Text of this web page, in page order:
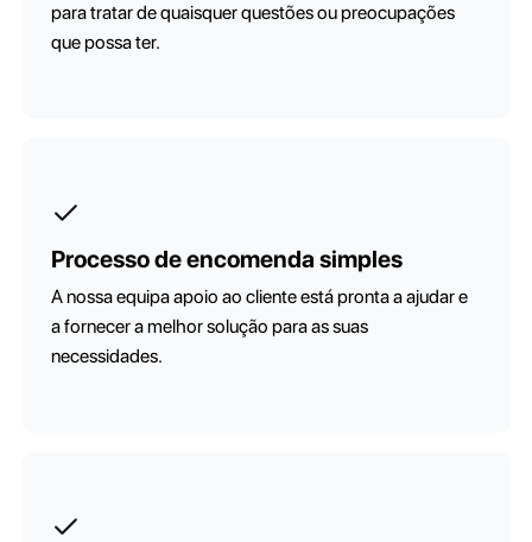
para tratar de quaisquer questões ou preocupações
que possa ter.
Processo de encomenda simples
A nossa equipa apoio ao cliente está pronta a ajudar e
a fornecer a melhor solução para as suas
necessidades.